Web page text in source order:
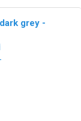
grey -